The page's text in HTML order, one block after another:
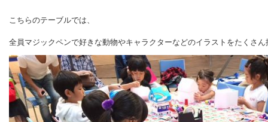
こちらのテーブルでは、
全員マジックペンで好きな動物やキャラクターなどのイラストをたくさ